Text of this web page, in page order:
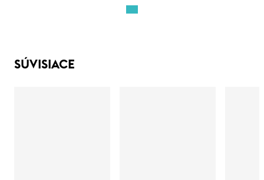
SÚVISIACE